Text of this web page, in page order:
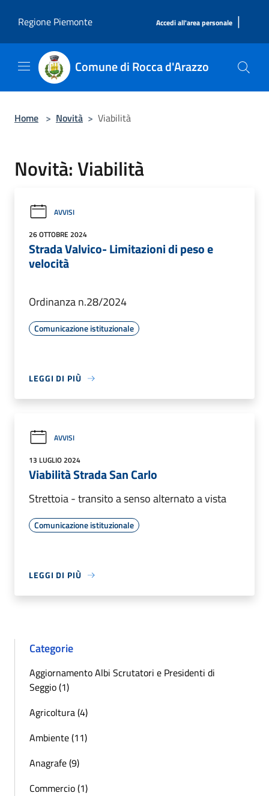
Regione Piemonte
Accedi all'area personale |
Comune di Rocca d'Arazzo
Home > Novità > Viabilità
Novità: Viabilità
AVVISI
26 OTTOBRE 2024
Strada Valvico- Limitazioni di peso e
velocità
Ordinanza n.28/2024
Comunicazione istituzionale
LEGGI DI PIÙ
AVVISI
13 LUGLIO 2024
Viabilità Strada San Carlo
Strettoia - transito a senso alternato a vista
Comunicazione istituzionale
LEGGI DI PIÙ
Categorie
Aggiornamento Albi Scrutatori e Presidenti di
Seggio (1)
Agricoltura (4)
Ambiente (11)
Anagrafe (9)
Commercio (1)